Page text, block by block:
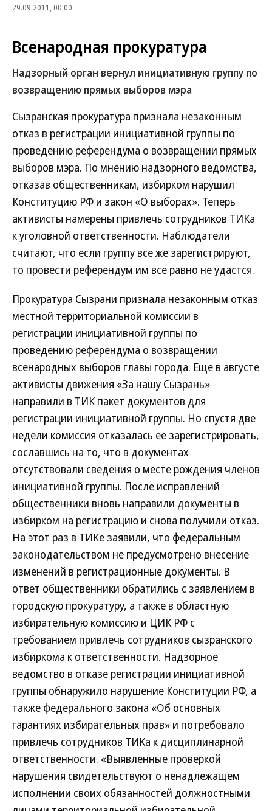
29.09.2011, 00:00
Всенародная прокуратура
Надзорный орган вернул инициативную группу по
возвращению прямых выборов мэра
Сызранская прокуратура признала незаконным
отказ в регистрации инициативной группы по
проведению референдума о возвращении прямых
выборов мэра. По мнению надзорного ведомства,
отказав общественникам, избирком нарушил
Конституцию РФ и закон «О выборах». Теперь
активисты намерены привлечь сотрудников ТИКа
к уголовной ответственности. Наблюдатели
считают, что если группу все же зарегистрируют,
то провести референдум им все равно не удастся.
Прокуратура Сызрани признала незаконным отказ
местной территориальной комиссии в
регистрации инициативной группы по
проведению референдума о возвращении
всенародных выборов главы города. Еще в августе
активисты движения «За нашу Сызрань»
направили в ТИК пакет документов для
регистрации инициативной группы. Но спустя две
недели комиссия отказалась ее зарегистрировать,
сославшись на то, что в документах
отсутствовали сведения о месте рождения членов
инициативной группы. После исправлений
общественники вновь направили документы в
избирком на регистрацию и снова получили отказ.
На этот раз в ТИКе заявили, что федеральным
законодательством не предусмотрено внесение
изменений в регистрационные документы. В
ответ общественники обратились с заявлением в
городскую прокуратуру, а также в областную
избирательную комиссию и ЦИК РФ с
требованием привлечь сотрудников сызранского
избиркома к ответственности. Надзорное
ведомство в отказе регистрации инициативной
группы обнаружило нарушение Конституции РФ, а
также федерального закона «Об основных
гарантиях избирательных прав» и потребовало
привлечь сотрудников ТИКа к дисциплинарной
ответственности. «Выявленные проверкой
нарушения свидетельствуют о ненадлежащем
исполнении своих обязанностей должностными